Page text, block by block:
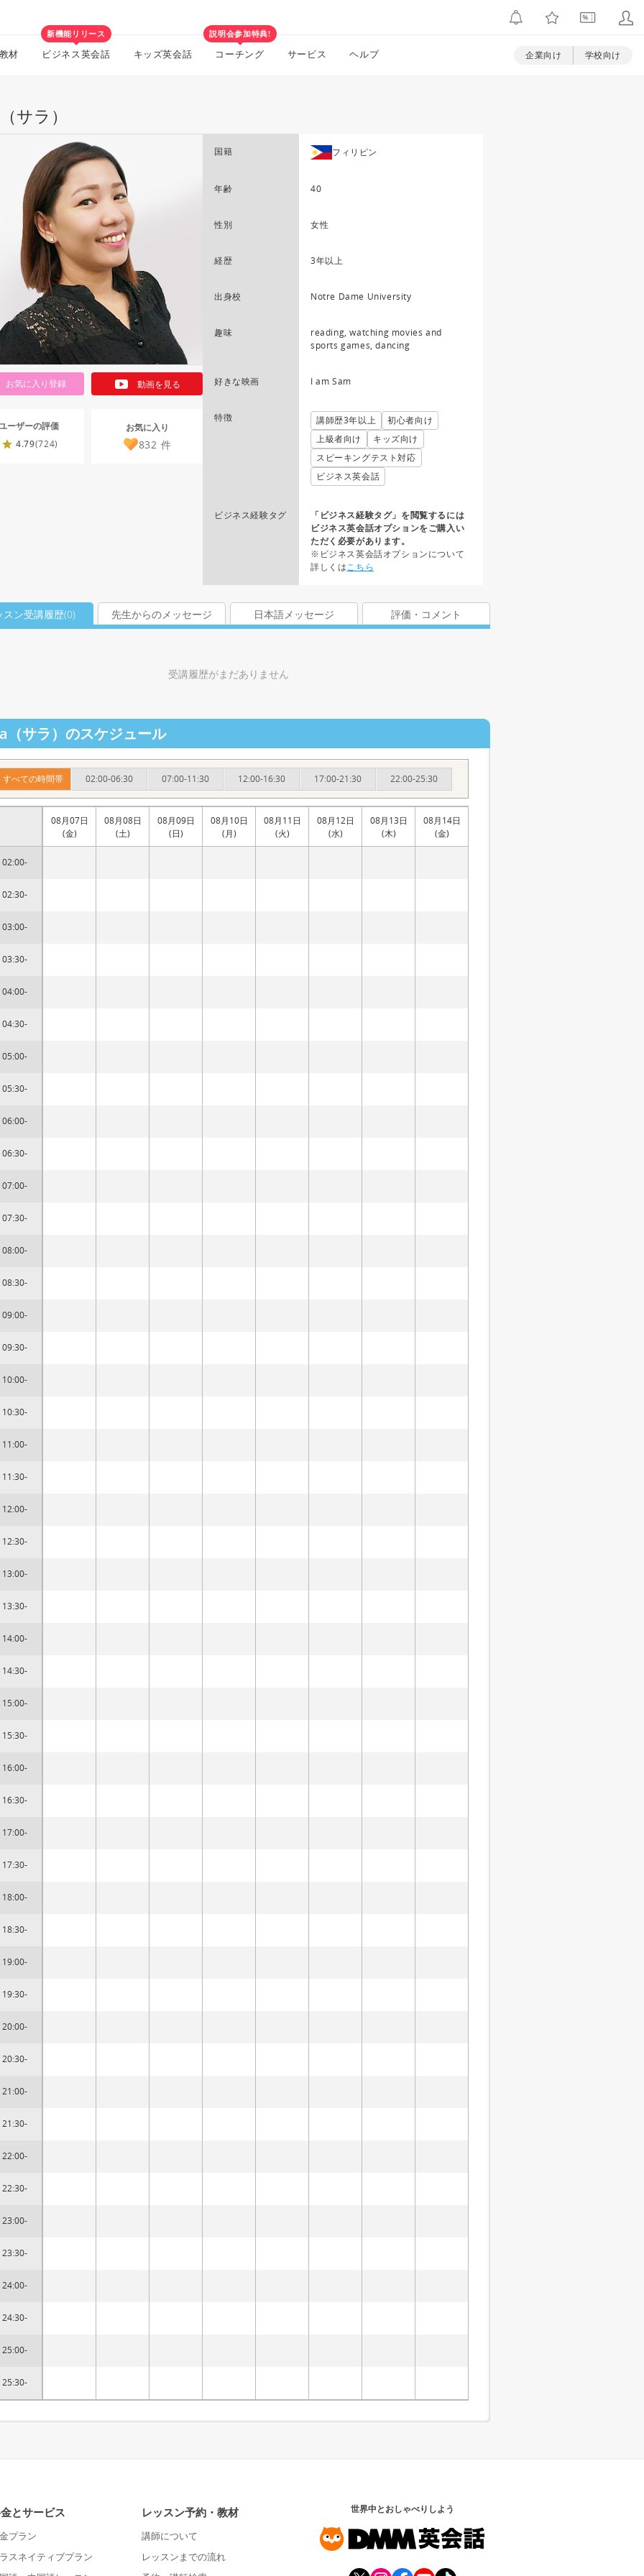
材
新機能リリース
ビジネス英会話 キッズ英会話
説明会参加特典!
コーチング サービス ヘルプ 企業向け 学校向け
サラ）
お気に入り登録 動画を見る
ーザーの評価
4.79(724)
お気に入り
832 件
国籍 フィリピン
年齢 40
性別 女性
経歴 3年以上
出身校 Notre Dame University
趣味
reading, watching movies and
sports games, dancing
好きな映画 I am Sam
特徴 講師歴3年以上
初心者向け
上級者向け
キッズ向け
スピーキングテスト対応
ビジネス英会話
ビジネス経験タグ
「ビジネス経験タグ」を閲覧するには
ビジネス英会話オプションをご購入い
ただく必要があります。
※ビジネス英会話オプションについて
詳しくはこちら
スン受講履歴(0) 先生からのメッセージ 日本語メッセージ 評価・コメント
受講履歴がまだありません
（サラ）のスケジュール
すべての時間帯 02:00-06:30 07:00-11:30 12:00-16:30 17:00-21:30 22:00-25:30
02:00-
02:30-
03:00-
03:30-
04:00-
04:30-
05:00-
05:30-
06:00-
06:30-
07:00-
07:30-
08:00-
08:30-
09:00-
09:30-
10:00-
10:30-
11:00-
11:30-
12:00-
12:30-
13:00-
13:30-
14:00-
14:30-
15:00-
15:30-
16:00-
16:30-
17:00-
17:30-
18:00-
18:30-
19:00-
19:30-
20:00-
20:30-
21:00-
21:30-
22:00-
22:30-
23:00-
23:30-
24:00-
24:30-
25:00-
25:30-
08月07日
(金)
08月08日
(土)
08月09日
(日)
08月10日
(月)
08月11日
(火)
08月12日
(水)
08月13日
(木)
08月14日
(金)
とサービス
プラン
スネイティブプラン
レッスン予約・教材
講師について
レッスンまでの流れ
世界中とおしゃべりしよう